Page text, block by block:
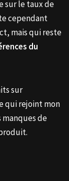
sur le taux de
cependant
mais qui reste
du
sur
qui rejoint mon
manques de